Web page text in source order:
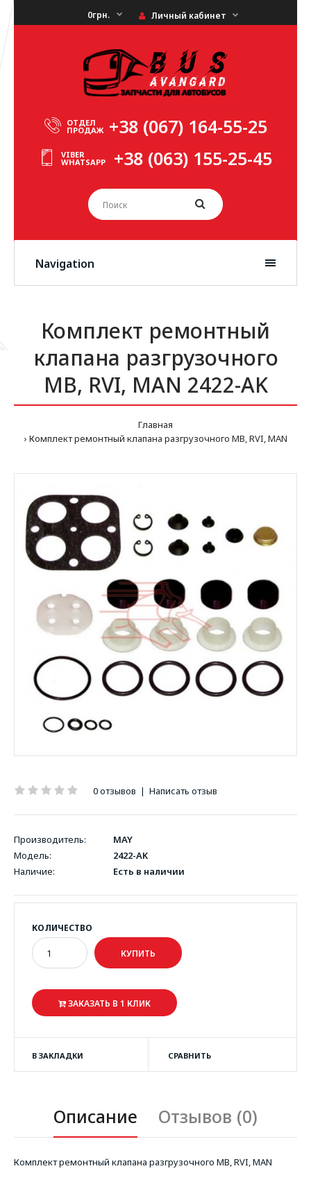
0грн. Личный кабинет
ОТДЕЛ
ПРОДАЖ +38 (067) 164-55-25
VIBER
WHATSAPP +38 (063) 155-25-45
Navigation
Комплект ремонтный
клапана разгрузочного
MB, RVI, MAN 2422-AK
Главная
Комплект ремонтный клапана разгрузочного MB, RVI, MAN
0 отзывов | Написать отзыв
Производитель:
MAY
Модель:
2422-AK
Наличие:
Есть в наличии
КОЛИЧЕСТВО
ЗАКАЗАТЬ В 1 КЛИК
В ЗАКЛАДКИ СРАВНИТЬ
Описание Отзывов (0)
Комплект ремонтный клапана разгрузочного MB, RVI, MAN